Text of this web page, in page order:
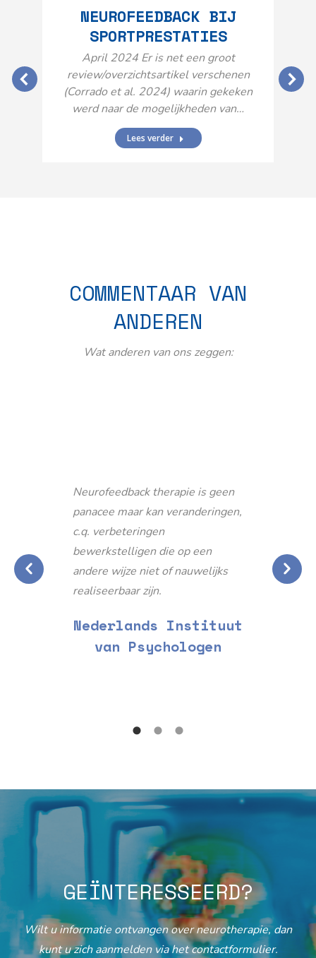
NEUROFEEDBACK BIJ
SPORTPRESTATIES
April 2024 Er is net een groot
review/overzichtsartikel verschenen
(Corrado et al. 2024) waarin gekeken
werd naar de mogelijkheden van…
Lees verder
COMMENTAAR VAN
ANDEREN
Wat anderen van ons zeggen:
Neurofeedback therapie is geen
panacee maar kan veranderingen,
c.q. verbeteringen
bewerkstelligen die op een
andere wijze niet of nauwelijks
realiseerbaar zijn.
Nederlands Instituut
van Psychologen
GEÏNTERESSEERD?
Wilt u informatie ontvangen over neurotherapie, dan
kunt u zich aanmelden via het contactformulier.